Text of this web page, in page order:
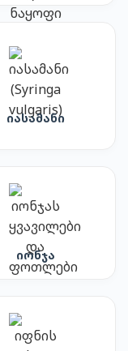
იასამანი
იონჯა